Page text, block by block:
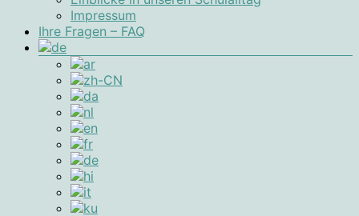
Impressum
Ihre Fragen – FAQ